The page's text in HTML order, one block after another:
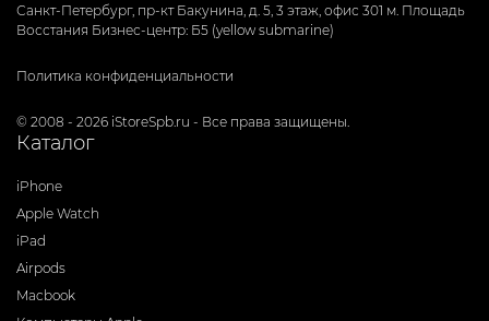
Санкт-Петербург, пр-кт Бакунина, д. 5, 3 этаж, офис 301 м. Площадь
Восстания Бизнес-центр: Б5 (yellow submarine)
Политика конфиденциальности
© 2008 - 2026 iStoreSpb.ru - Все права защищены.
Каталог
iPhone
Apple Watch
iPad
Airpods
Macbook